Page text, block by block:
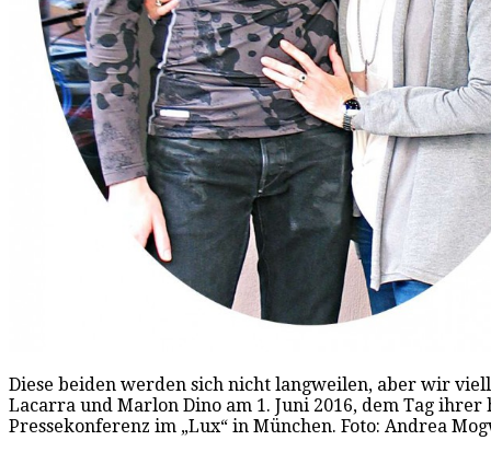
Diese beiden werden sich nicht langweilen, aber wir
Lacarra und Marlon Dino am 1. Juni 2016, dem Tag ihrer
Pressekonferenz im „Lux“ in München. Foto: Andrea